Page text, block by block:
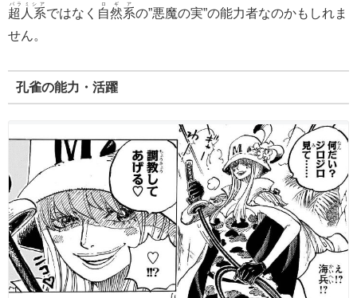
超人系
パラミシア
ではなく 自然系
ロギア
の”悪魔の実”の能力者なのかもしれま
せん。
孔雀の能力・活躍